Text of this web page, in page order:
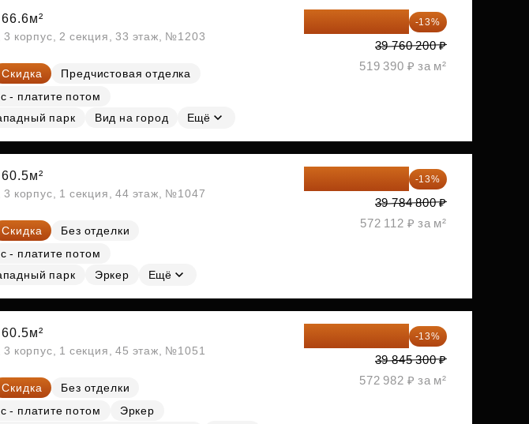
66.6м²
3 корпус, 2 секция, 33 этаж, №1203
Скидка
Предчистовая отделка
- платите потом
парк
Вид на город Ещё
-13%
39 760 200 ₽
519 390 ₽ за м²
60.5м²
3 корпус, 1 секция, 44 этаж, №1047
Скидка
Без отделки
- платите потом
парк
Эркер Ещё
-13%
39 784 800 ₽
572 112 ₽ за м²
60.5м²
корпус, 1 секция, 45 этаж, №1051
Скидка
Без отделки
- платите потом
Эркер
-13%
39 845 300 ₽
572 982 ₽ за м²